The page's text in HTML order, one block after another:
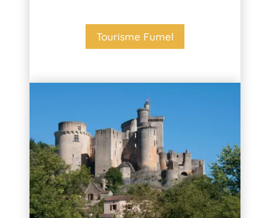
Tourisme Fumel